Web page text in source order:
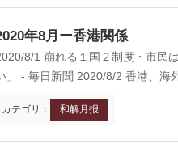
年8月ー香港関係
8/1 崩れる１国２制度・市
」 - 毎日新聞 2020/8/2 香港、
カテゴリ： 和解月报